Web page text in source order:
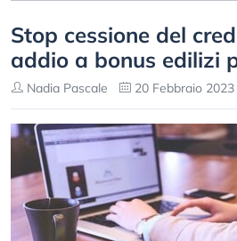
Stop cessione del
addio a bonus edilizi
Nadia Pascale 20 Febbraio